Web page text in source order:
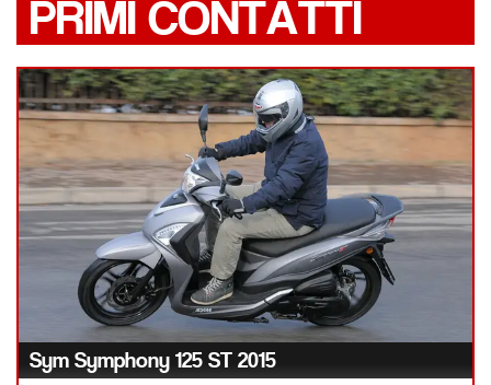
PRIMI CONTATTI
Sym Symphony 125 ST 2015